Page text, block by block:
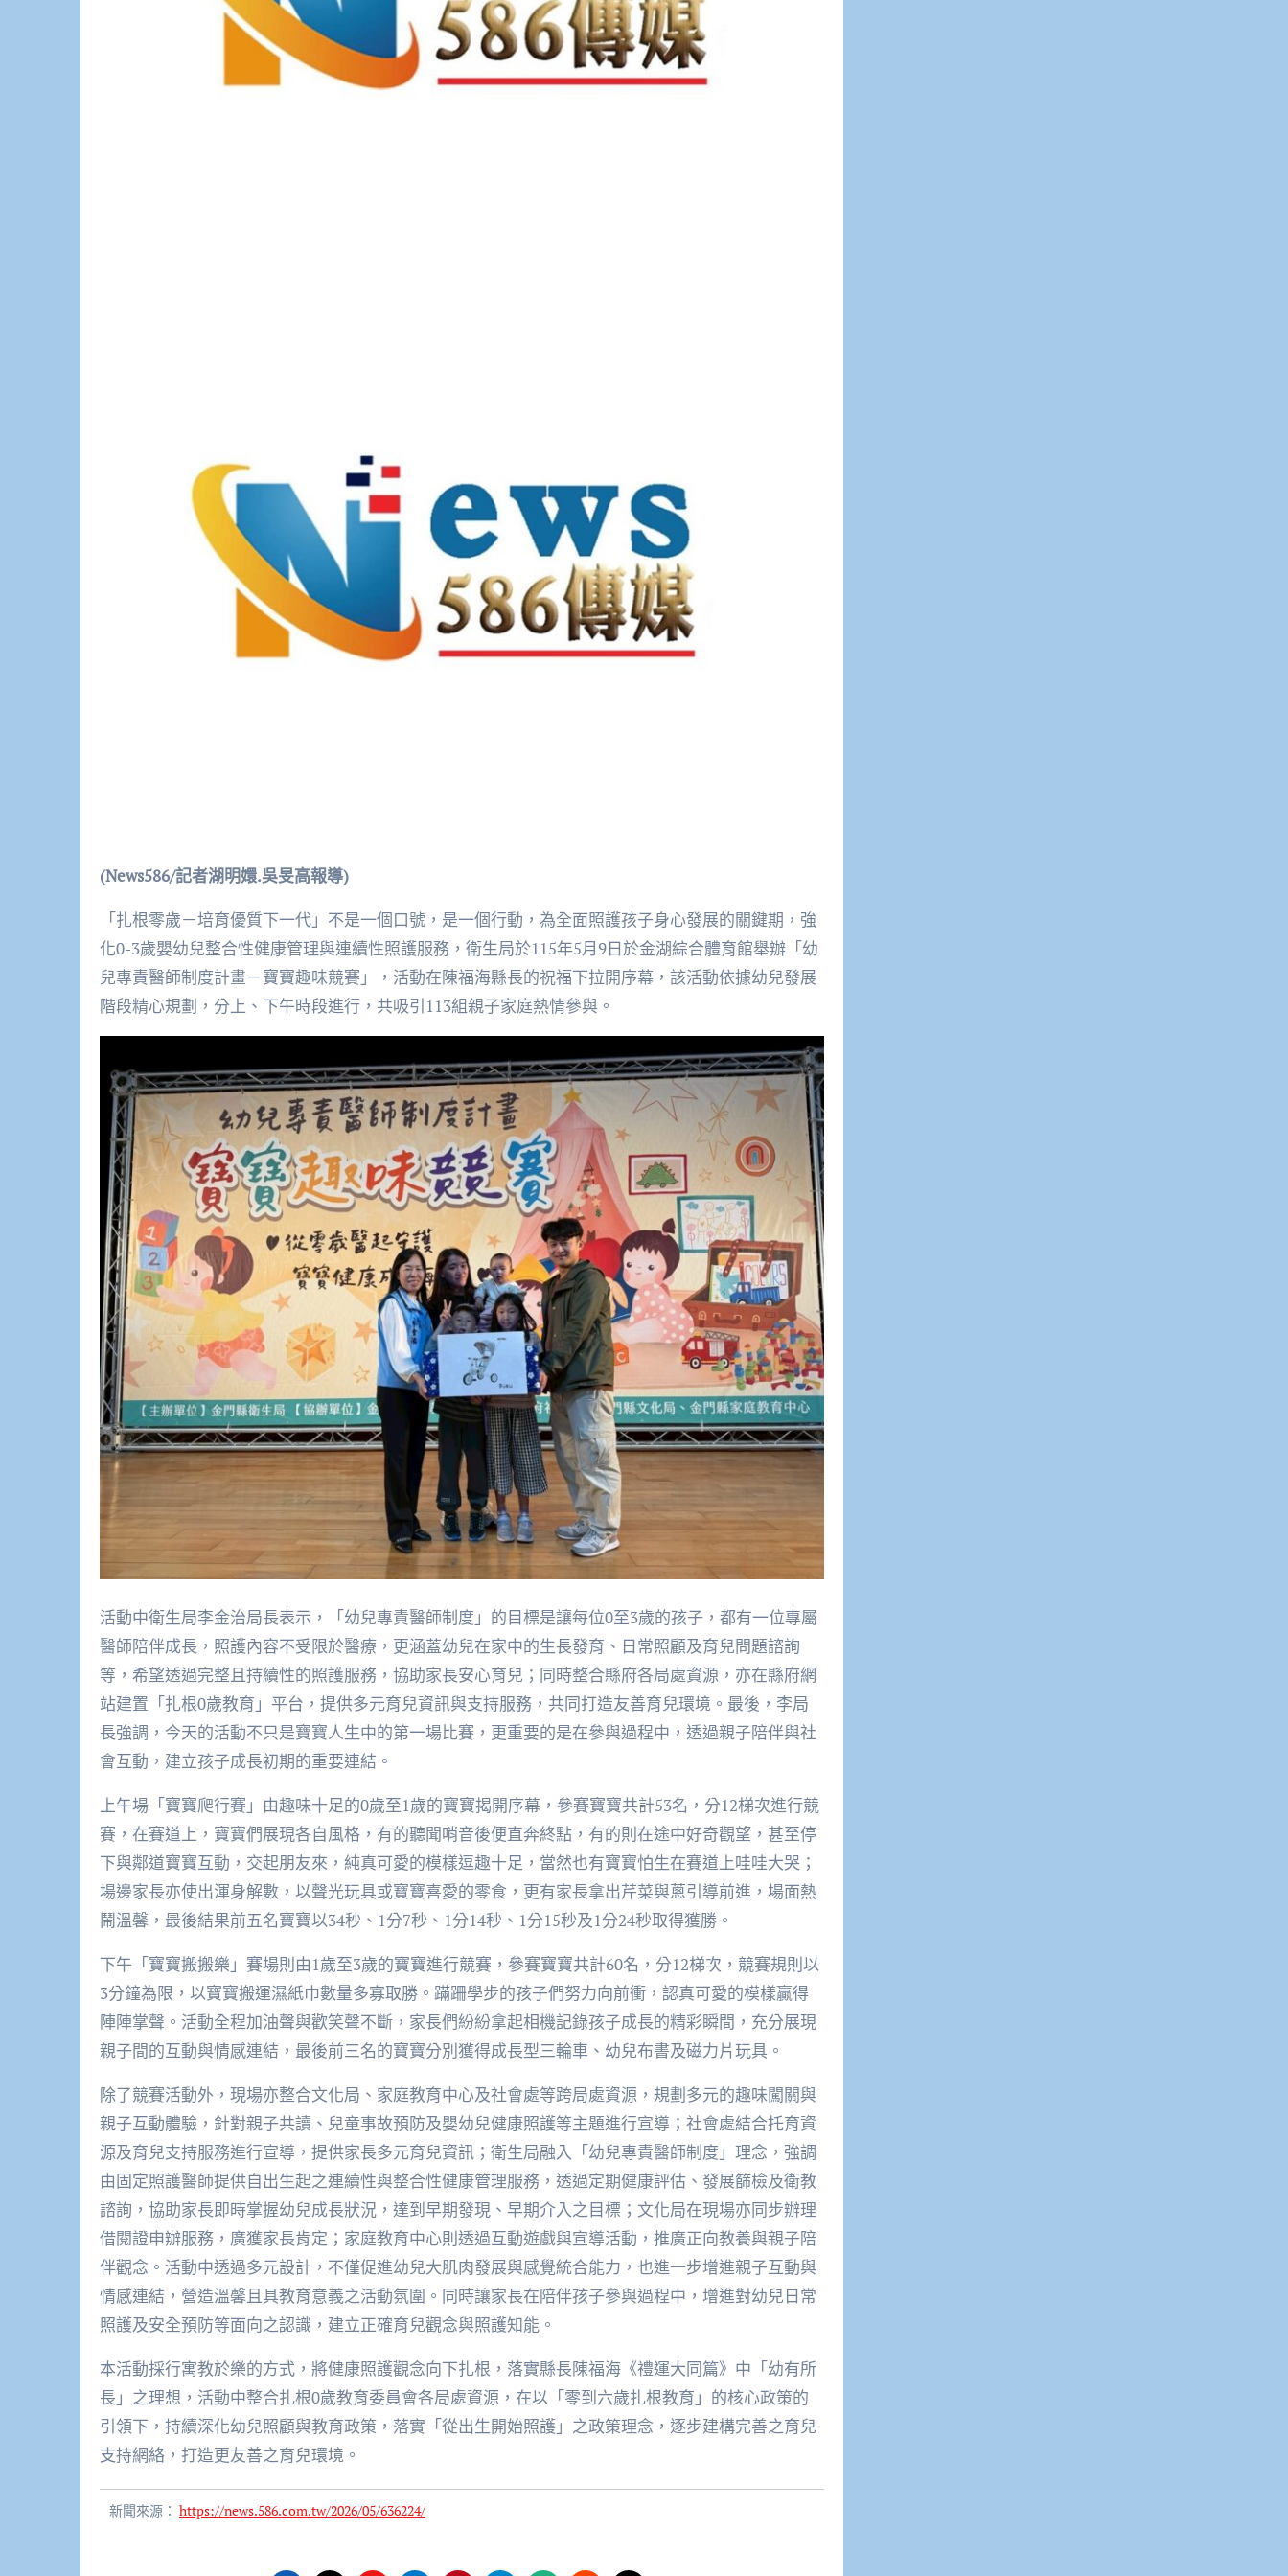
(News586/記者湖明嬛.吳旻高報導)
「扎根零歲－培育優質下一代」不是一個口號，是一個行動，為全面照護孩子身心發展的關鍵期，強
化0-3歲嬰幼兒整合性健康管理與連續性照護服務，衛生局於115年5月9日於金湖綜合體育館舉辦「幼
兒專責醫師制度計畫－寶寶趣味競賽」，活動在陳福海縣長的祝福下拉開序幕，該活動依據幼兒發展
階段精心規劃，分上、下午時段進行，共吸引113組親子家庭熱情參與。
活動中衛生局李金治局長表示，「幼兒專責醫師制度」的目標是讓每位0至3歲的孩子，都有一位專屬
醫師陪伴成長，照護內容不受限於醫療，更涵蓋幼兒在家中的生長發育、日常照顧及育兒問題諮詢
等，希望透過完整且持續性的照護服務，協助家長安心育兒；同時整合縣府各局處資源，亦在縣府網
站建置「扎根0歲教育」平台，提供多元育兒資訊與支持服務，共同打造友善育兒環境。最後，李局
長強調，今天的活動不只是寶寶人生中的第一場比賽，更重要的是在參與過程中，透過親子陪伴與社
會互動，建立孩子成長初期的重要連結。
上午場「寶寶爬行賽」由趣味十足的0歲至1歲的寶寶揭開序幕，參賽寶寶共計53名，分12梯次進行競
賽，在賽道上，寶寶們展現各自風格，有的聽聞哨音後便直奔終點，有的則在途中好奇觀望，甚至停
下與鄰道寶寶互動，交起朋友來，純真可愛的模樣逗趣十足，當然也有寶寶怕生在賽道上哇哇大哭；
場邊家長亦使出渾身解數，以聲光玩具或寶寶喜愛的零食，更有家長拿出芹菜與蔥引導前進，場面熱
鬧溫馨，最後結果前五名寶寶以34秒、1分7秒、1分14秒、1分15秒及1分24秒取得獲勝。
下午「寶寶搬搬樂」賽場則由1歲至3歲的寶寶進行競賽，參賽寶寶共計60名，分12梯次，競賽規則以
3分鐘為限，以寶寶搬運濕紙巾數量多寡取勝。蹣跚學步的孩子們努力向前衝，認真可愛的模樣贏得
陣陣掌聲。活動全程加油聲與歡笑聲不斷，家長們紛紛拿起相機記錄孩子成長的精彩瞬間，充分展現
親子間的互動與情感連結，最後前三名的寶寶分別獲得成長型三輪車、幼兒布書及磁力片玩具。
除了競賽活動外，現場亦整合文化局、家庭教育中心及社會處等跨局處資源，規劃多元的趣味闖關與
親子互動體驗，針對親子共讀、兒童事故預防及嬰幼兒健康照護等主題進行宣導；社會處結合托育資
源及育兒支持服務進行宣導，提供家長多元育兒資訊；衛生局融入「幼兒專責醫師制度」理念，強調
由固定照護醫師提供自出生起之連續性與整合性健康管理服務，透過定期健康評估、發展篩檢及衛教
諮詢，協助家長即時掌握幼兒成長狀況，達到早期發現、早期介入之目標；文化局在現場亦同步辦理
借閱證申辦服務，廣獲家長肯定；家庭教育中心則透過互動遊戲與宣導活動，推廣正向教養與親子陪
伴觀念。活動中透過多元設計，不僅促進幼兒大肌肉發展與感覺統合能力，也進一步增進親子互動與
情感連結，營造溫馨且具教育意義之活動氛圍。同時讓家長在陪伴孩子參與過程中，增進對幼兒日常
照護及安全預防等面向之認識，建立正確育兒觀念與照護知能。
本活動採行寓教於樂的方式，將健康照護觀念向下扎根，落實縣長陳福海《禮運大同篇》中「幼有所
長」之理想，活動中整合扎根0歲教育委員會各局處資源，在以「零到六歲扎根教育」的核心政策的
引領下，持續深化幼兒照顧與教育政策，落實「從出生開始照護」之政策理念，逐步建構完善之育兒
支持網絡，打造更友善之育兒環境。
新聞來源： https://news.586.com.tw/2026/05/636224/